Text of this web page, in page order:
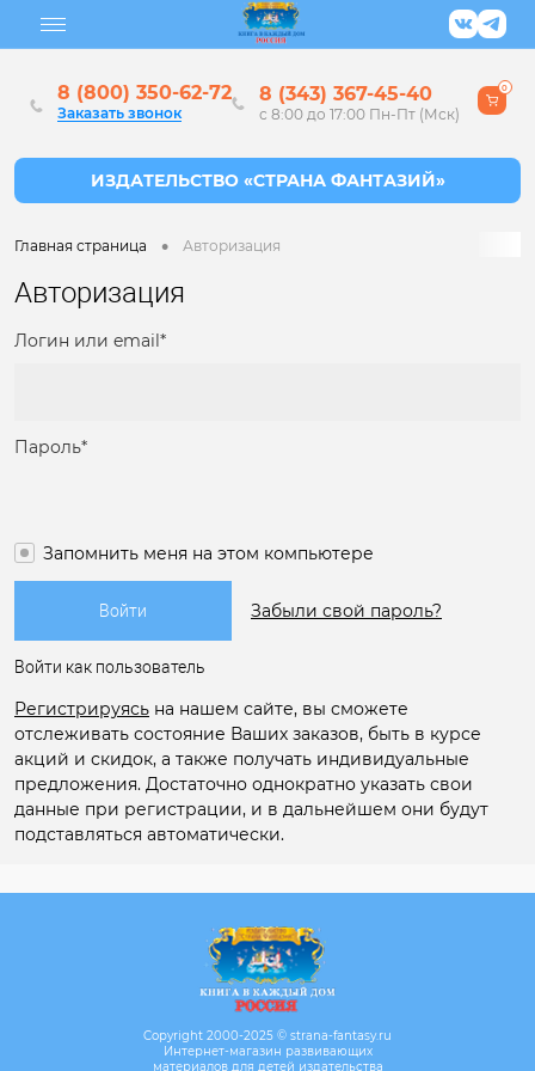
8 (800) 350-62-72
Заказать звонок
8 (343) 367-45-40
с 8:00 до 17:00 Пн-Пт (Мск)
0
Главная страница • Авторизация
Авторизация
Логин или email*
Пароль*
Запомнить меня на этом компьютере
Забыли свой пароль?
Войти как пользователь
Регистрируясь на нашем сайте, вы сможете
отслеживать состояние Ваших заказов, быть в курсе
акций и скидок, а также получать индивидуальные
предложения. Достаточно однократно указать свои
данные при регистрации, и в дальнейшем они будут
подставляться автоматически.
Copyright 2000-2025 © strana-fantasy.ru
Интернет-магазин развивающих
материалов для детей издательства